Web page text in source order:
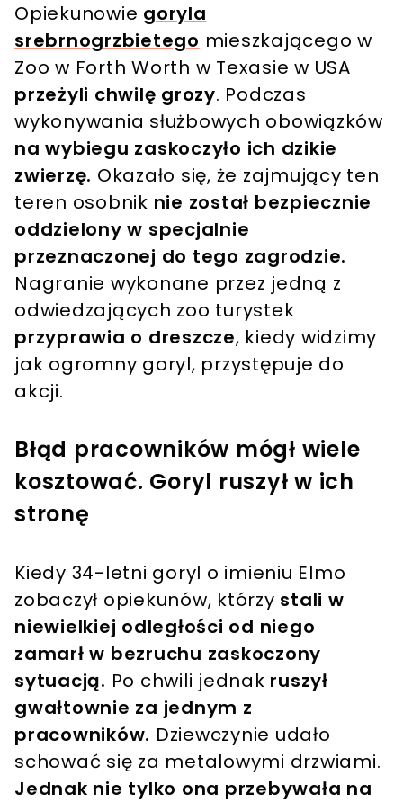
Opiekunowie goryla
srebrnogrzbietego mieszkającego w
Zoo w Forth Worth w Texasie w USA
przeżyli chwilę grozy. Podczas
wykonywania służbowych obowiązków
na wybiegu zaskoczyło ich dzikie
zwierzę. Okazało się, że zajmujący ten
teren osobnik nie został bezpiecznie
oddzielony w specjalnie
przeznaczonej do tego zagrodzie.
Nagranie wykonane przez jedną z
odwiedzających zoo turystek
przyprawia o dreszcze, kiedy widzimy
jak ogromny goryl, przystępuje do
akcji.
Błąd pracowników mógł wiele
kosztować. Goryl ruszył w ich
stronę
Kiedy 34-letni goryl o imieniu Elmo
zobaczył opiekunów, którzy stali w
niewielkiej odległości od niego
zamarł w bezruchu zaskoczony
sytuacją. Po chwili jednak ruszył
gwałtownie za jednym z
pracowników. Dziewczynie udało
schować się za metalowymi drzwiami.
Jednak nie tylko ona przebywała na